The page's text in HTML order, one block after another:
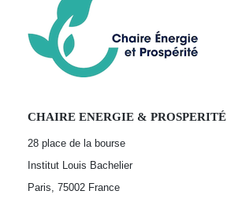
CHAIRE ENERGIE & PROSPERITÉ
28 place de la bourse
Institut Louis Bachelier
Paris, 75002 France